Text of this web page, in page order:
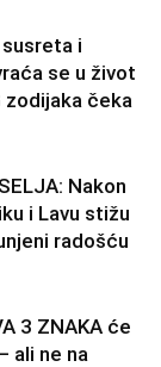
i
se u život
zodijaka čeka
Nakon
i Lavu stižu
radošću
3 ZNAKA će
ali ne na